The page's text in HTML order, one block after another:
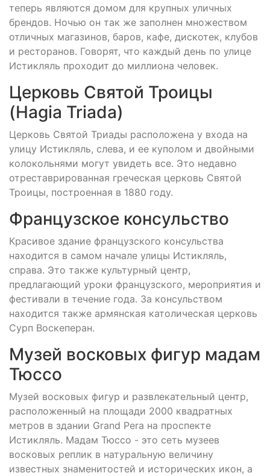
теперь являются домом для крупных уличных
брендов. Ночью он так же заполнен множеством
отличных магазинов, баров, кафе, дискотек, клубов
и ресторанов. Говорят, что каждый день по улице
Истикляль проходит до миллиона человек.
Церковь Святой Троицы
(Hagia Triada)
Церковь Святой Триады расположена у входа на
улицу Истикляль, слева, и ее куполом и двойными
колокольнями могут увидеть все. Это недавно
отреставрированная греческая церковь Святой
Троицы, построенная в 1880 году.
Французское консульство
Красивое здание французского консульства
находится в самом начале улицы Истикляль,
справа. Это также культурный центр,
предлагающий уроки французского, мероприятия и
фестивали в течение года. За консульством
находится также армянская католическая церковь
Сурп Воскеперан.
Музей восковых фигур мадам
Тюссо
Музей восковых фигур и развлекательный центр,
расположенный на площади 2000 квадратных
метров в здании Grand Pera на проспекте
Истикляль. Мадам Тюссо - это сеть музеев
восковых реплик в натуральную величину
известных знаменитостей и исторических икон, а